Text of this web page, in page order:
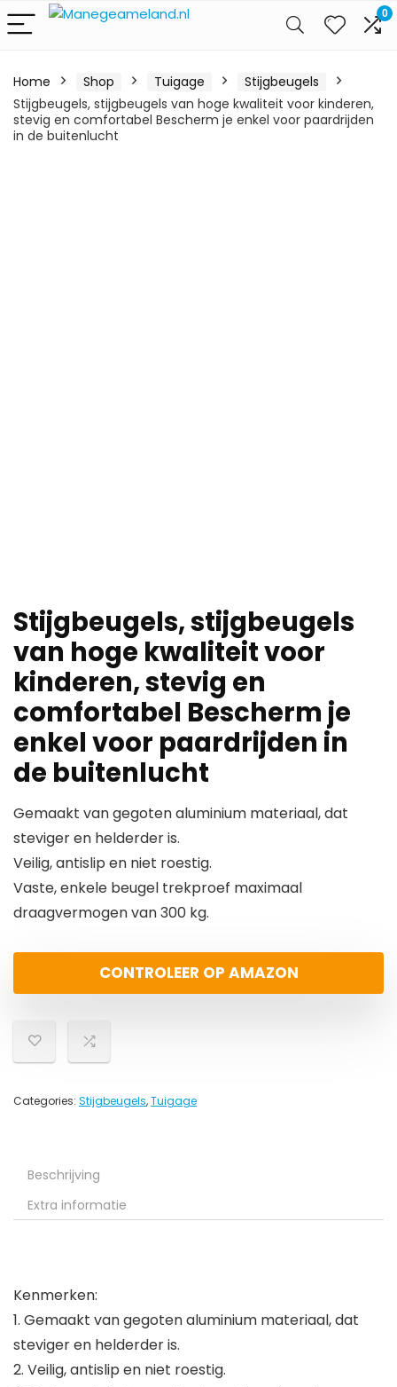
0
Home Shop Tuigage
Stijgbeugels
Stijgbeugels, stijgbeugels van hoge kwaliteit voor kinderen,
stevig en comfortabel Bescherm je enkel voor paardrijden
in de buitenlucht
Stijgbeugels, stijgbeugels
van hoge kwaliteit voor
kinderen, stevig en
comfortabel Bescherm je
enkel voor paardrijden in
de buitenlucht
Gemaakt van gegoten aluminium materiaal, dat
steviger en helderder is.
Veilig, antislip en niet roestig.
Vaste, enkele beugel trekproef maximaal
draagvermogen van 300 kg.
CONTROLEER OP AMAZON
Categories: Stijgbeugels,Tuigage
Beschrijving
Extra informatie
Kenmerken:
1. Gemaakt van gegoten aluminium materiaal, dat
steviger en helderder is.
2. Veilig, antislip en niet roestig.